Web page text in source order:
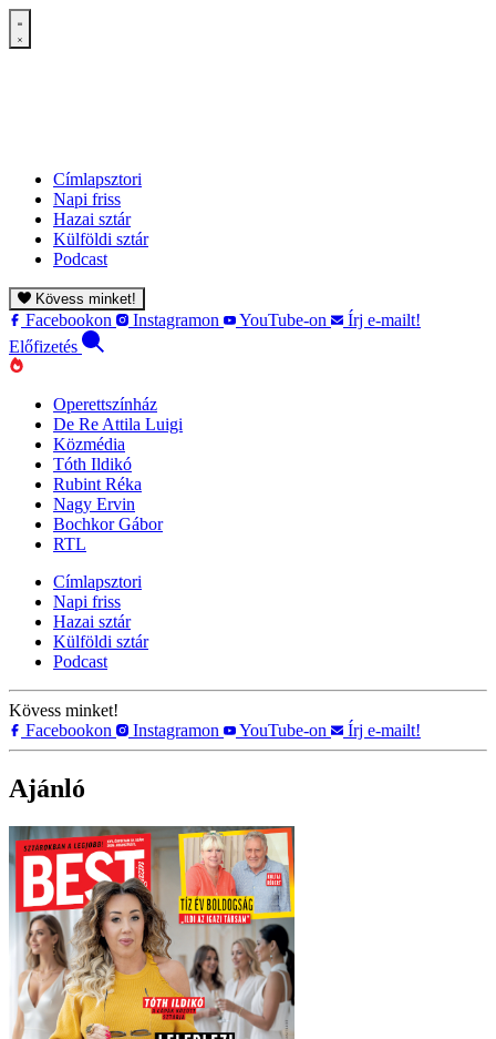
Címlapsztori
Napi friss
Hazai sztár
Külföldi sztár
Podcast
Kövess minket!
Facebookon Instagramon YouTube-on
Írj e-mailt!
Előfizetés
Operettszínház
De Re Attila Luigi
Közmédia
Tóth Ildikó
Rubint Réka
Nagy Ervin
Bochkor Gábor
RTL
Címlapsztori
Napi friss
Hazai sztár
Külföldi sztár
Podcast
Kövess minket!
Facebookon
Instagramon YouTube-on Írj e-mailt!
Ajánló